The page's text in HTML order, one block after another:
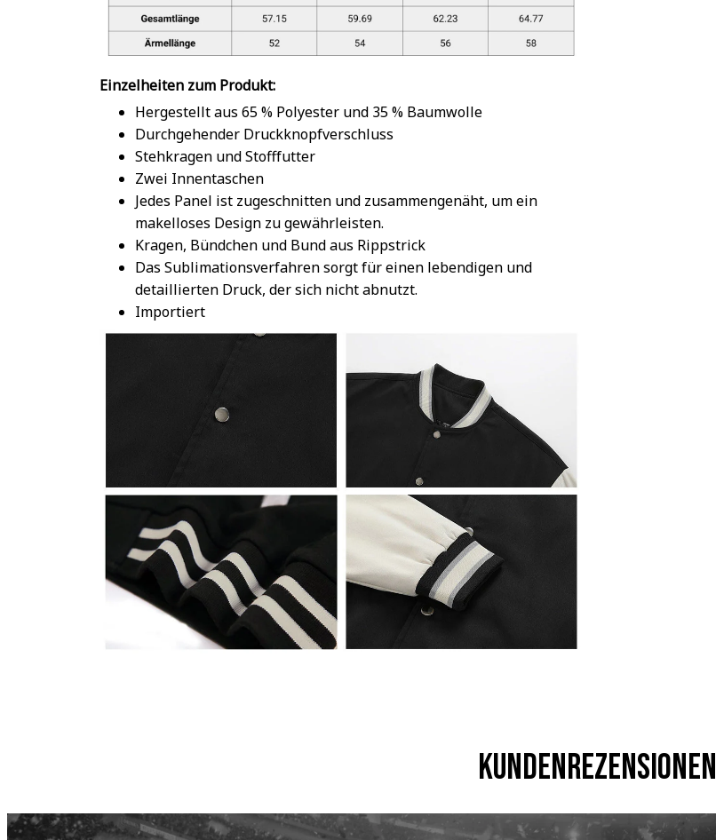
Einzelheiten zum Produkt:
Hergestellt aus 65 % Polyester und 35 % Baumwolle
Durchgehender Druckknopfverschluss
Stehkragen und Stofffutter
Zwei Innentaschen
Jedes Panel ist zugeschnitten und zusammengenäht, um ein
makelloses Design zu gewährleisten.
Kragen, Bündchen und Bund aus Rippstrick
Das Sublimationsverfahren sorgt für einen lebendigen und
detaillierten Druck, der sich nicht abnutzt.
Importiert
Kundenrezensionen